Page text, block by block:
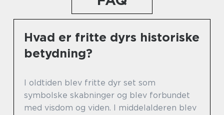
Hvad er fritte dyrs historiske
betydning?
I oldtiden blev fritte dyr set som
symbolske skabninger og blev forbundet
med visdom og viden. I middelalderen blev